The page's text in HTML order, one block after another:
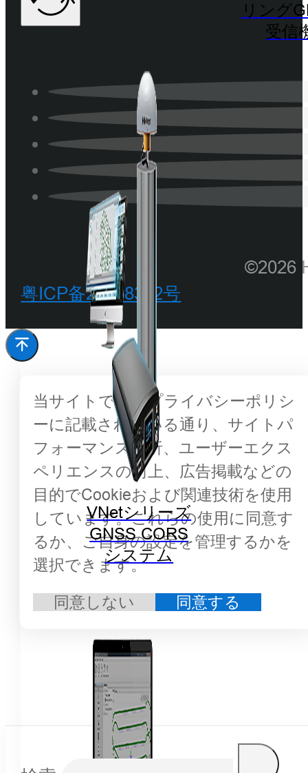
リング
受信
VNetシリーズ
GNSS CORS
システム
©2026
粤ICP备20068342号
当サイトでは、プライバシーポリシ
ーに記載されている通り、サイトパ
フォーマンス分析、ユーザーエクス
ペリエンスの向上、広告掲載などの
目的でCookieおよび関連技術を使用
しています。これらの使用に同意す
るか、ご自身の設定を管理するかを
選択できます。
同意しない 同意する